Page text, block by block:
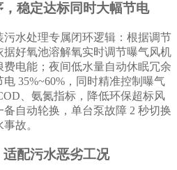
稳定达标同时大幅节电
水处理专属闭环逻辑：根据调节
好氧池溶解氧实时调节曝气风机
费电能；夜间低水量自动休眠冗余
35%~60%，同时精准控制曝气
、氨氮指标，降低环保超标风
自动轮换，单台泵故障 2 秒切换
故。
配污水恶劣工况